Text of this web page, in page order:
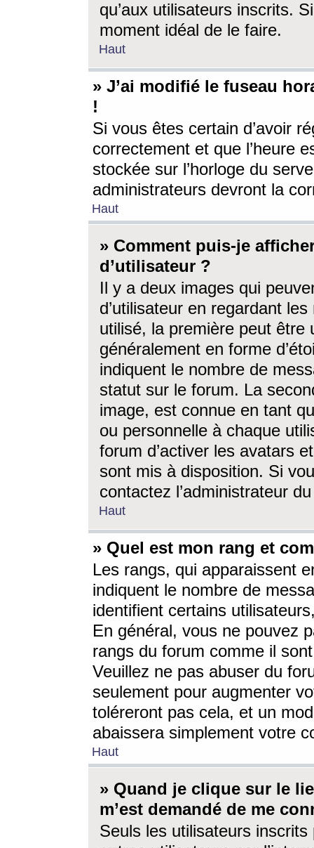
qu’aux utilisateurs inscrits.
moment idéal de le faire.
Haut
» J’ai modifié le fuseau
!
Si vous êtes certain d’avoir
correctement et que l’heure
stockée sur l’horloge du
administrateurs devront la
Haut
» Comment puis-je
d’utilisateur ?
Il y a deux images qui
d’utilisateur en regardant
utilisé, la première peut être
généralement en forme
indiquent le nombre de
statut sur le forum. La
image, est connue en tant
ou personnelle à chaque
forum d’activer les avatars
sont mis à disposition. Si
contactez l’administrateur
Haut
» Quel est mon rang et
Les rangs, qui apparaissent
indiquent le nombre de
identifient certains
En général, vous ne pouvez
rangs du forum comme il
Veuillez ne pas abuser du
seulement pour augmenter
toléreront pas cela, et un
abaissera simplement votre
Haut
» Quand je clique sur le
m’est demandé de me
Seuls les utilisateurs